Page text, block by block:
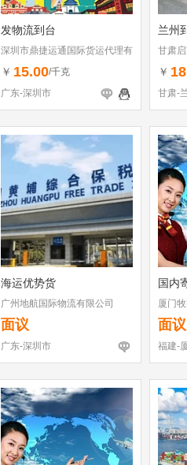
发物流到台
深圳市鼎捷运通国际货运代理有
限公司
￥ 15.00/千克
广东-深圳市
兰州
甘肃
￥
甘肃-
海运优势货
广州地航国际物流有限公司
面议
广东-深圳市
国内
厦门
面议
福建-